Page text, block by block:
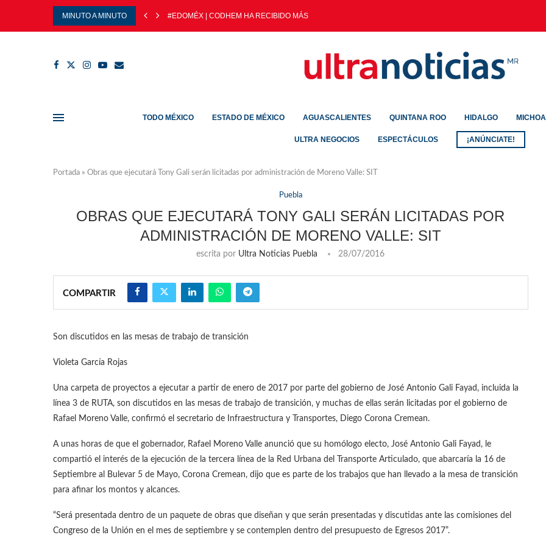
MINUTO A MINUTO #EDOMÉX | CODHEM HA RECIBIDO MÁS DE 3...
TODO MÉXICO ESTADO DE MÉXICO AGUASCALIENTES QUINTANA ROO HIDALGO
ULTRA NEGOCIOS ESPECTÁCULOS ¡ANÚNCIATE!
Portada » Obras que ejecutará Tony Gali serán licitadas por administración de Moreno Valle: SIT
Puebla
OBRAS QUE EJECUTARÁ TONY GALI SERÁN LICITADAS POR
ADMINISTRACIÓN DE MORENO VALLE: SIT
escrita por Ultra Noticias Puebla 28/07/2016
COMPARTIR
Son discutidos en las mesas de trabajo de transición
Violeta García Rojas
Una carpeta de proyectos a ejecutar a partir de enero de 2017 por parte del gobierno de José Antonio Gali Fayad, incluida la
línea 3 de RUTA, son discutidos en las mesas de trabajo de transición, y muchas de ellas serán licitadas por el gobierno de
Rafael Moreno Valle, confirmó el secretario de Infraestructura y Transportes, Diego Corona Cremean.
A unas horas de que el gobernador, Rafael Moreno Valle anunció que su homólogo electo, José Antonio Gali Fayad, le
compartió el interés de la ejecución de la tercera línea de la Red Urbana del Transporte Articulado, que abarcaría la 16 de
Septiembre al Bulevar 5 de Mayo, Corona Cremean, dijo que es parte de los trabajos que han llevado a la mesa de transición
para afinar los montos y alcances.
“Será presentada dentro de un paquete de obras que diseñan y que serán presentadas y discutidas ante las comisiones del
Congreso de la Unión en el mes de septiembre y se contemplen dentro del presupuesto de Egresos 2017”.